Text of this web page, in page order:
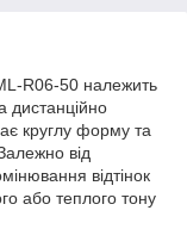
R06-50 належить
дистанційно
круглу форму та
від
відтінок
або теплого тону